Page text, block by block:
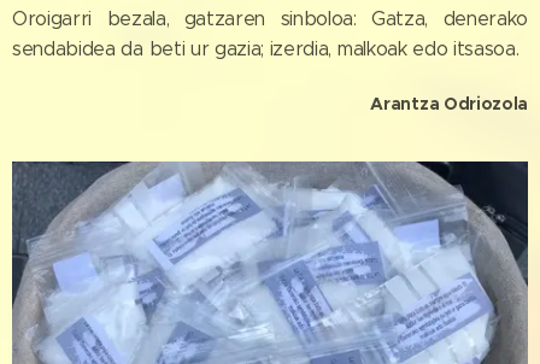
Oroigarri bezala, gatzaren sinboloa: Gatza, denerako
sendabidea da beti ur gazia; izerdia, malkoak edo itsasoa.
Arantza Odriozola